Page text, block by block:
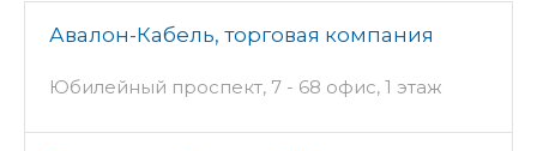
Авалон-Кабель, торговая компания
Юбилейный проспект, 7 - 68 офис, 1 этаж